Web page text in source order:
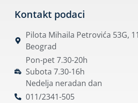
Kontakt podaci
Pilota Mihaila Petrovića 53G,
Beograd
Pon-pet 7.30-20h
Subota 7.30-16h
Nedelja neradan dan
011/2341-505